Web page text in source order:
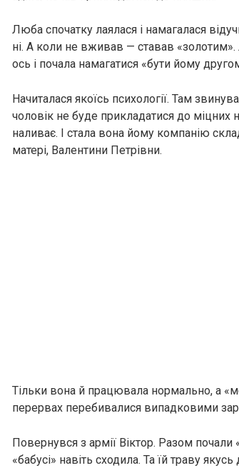
Люба спочатку лаялася і намагалася
ні. А коли не вживав — ставав
ось і почала намагатися «бути йому
Начиталася якоїсь психології. Там
чоловік не буде прикладатися до міцних
наливає. І стала вона йому компанію
матері, Валентини Петрівни.
Тільки вона й працювала нормально, а
перервах перебивалися випадковими
Повернувся з армії Віктор. Разом почали
«бабусі» навіть сходила. Та їй траву